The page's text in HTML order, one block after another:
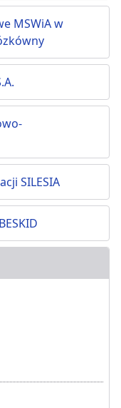
MSWiA w
SILESIA